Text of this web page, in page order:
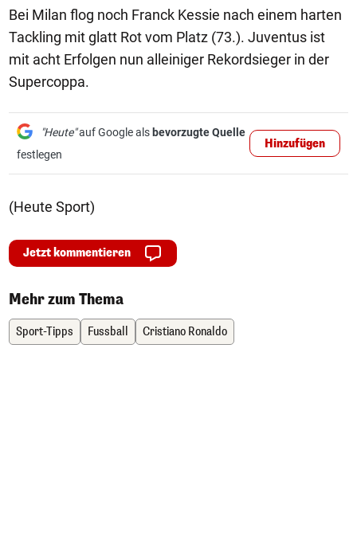
Bei Milan flog noch Franck Kessie nach einem harten
Tackling mit glatt Rot vom Platz (73.). Juventus ist
mit acht Erfolgen nun alleiniger Rekordsieger in der
Supercoppa.
"Heute"auf Google als bevorzugte Quelle
festlegen
Hinzufügen
(Heute Sport)
Jetzt kommentieren
Mehr zum Thema
Sport-Tipps Fussball Cristiano Ronaldo